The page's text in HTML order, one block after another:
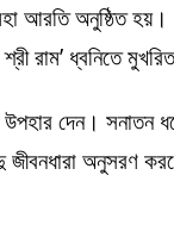
মহা আরতি অনুষ্ঠিত
রাম’ ধ্বনিতে
উপহার দেন।
জীবনধারা অনুসরণ